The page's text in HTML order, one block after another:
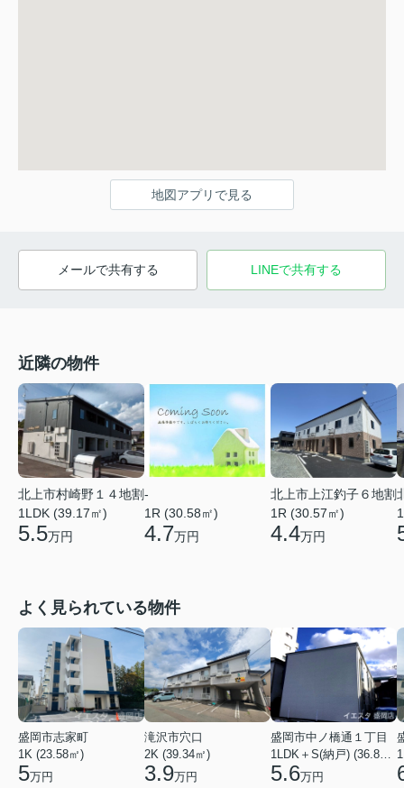
地図アプリで見る
メールで共有する LINEで共有する
近隣の物件
北上市村崎野１４地割
1LDK (39.17㎡)
5.5万円
-
1R (30.58㎡)
4.7万円
北上市上江釣子６地割
1R (30.57㎡)
4.4万円
よく見られている物件
盛岡市志家町
1K (23.58㎡)
5万円
滝沢市穴口
2K (39.34㎡)
3.9万円
盛岡市中ノ橋通１丁目
1LDK＋S(納戸) (36.80㎡)
5.6万円